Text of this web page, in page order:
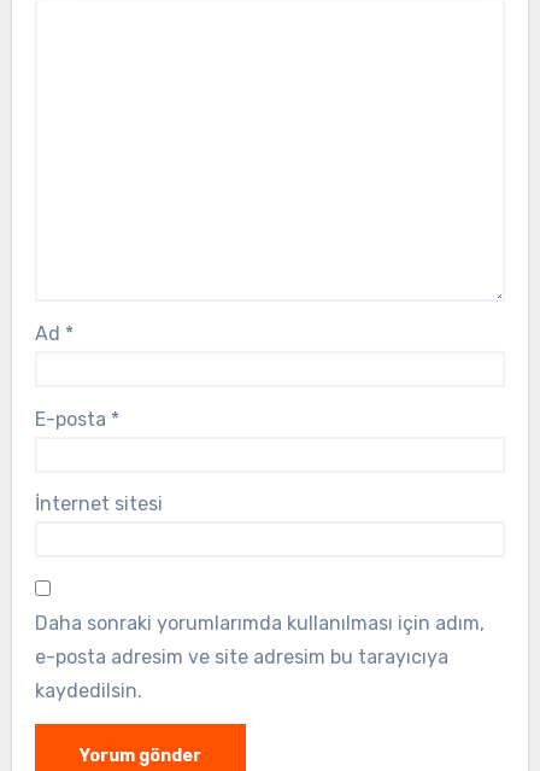
Ad *
E-posta *
İnternet sitesi
Daha sonraki yorumlarımda kullanılması için adım,
e-posta adresim ve site adresim bu tarayıcıya
kaydedilsin.